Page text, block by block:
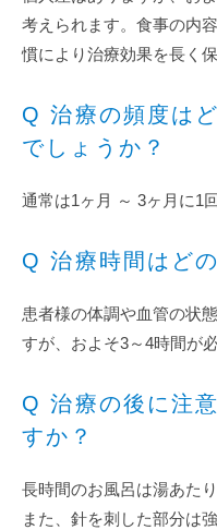
考えられます。食事の内
慣により治療効果を長く
Q 治療の頻度は
でしょうか？
通常は1ヶ月 ～ 3ヶ月に1
Q 治療時間はど
患者様の体調や血管の状
すが、およそ3～4時間が必
Q 治療の後に注
すか？
長時間のお風呂は湯あた
また、針を刺した部分は